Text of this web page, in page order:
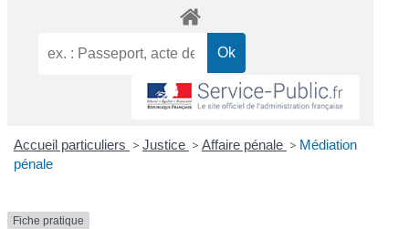
Accueil particuliers > Justice > Affaire pénale > Médiation
pénale
Fiche pratique